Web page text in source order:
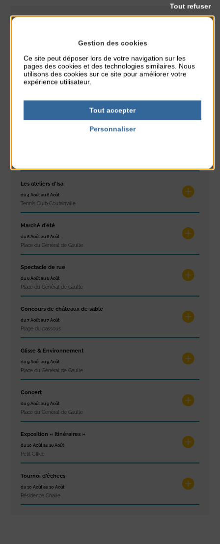
PARTAGER CETTE INFO :
À noter aussi
Réveil musculaire
Plage du passous
Les ateliers d’Isa
du 4 Août au 6 Août
Tennis Club Coutainville
Marché d’été
du 6 Août au 6 Août
Place du Général de Gaulle
Spectacle de rue
du 6 Août au 6 Août
Place du Général de Gaulle
Concours de châteaux de sable
du 7 Août au 7 Août
Plage du passous
Glisse & Environnement
du 9 Août au 9 Août
Place du Général de Gaulle
Concert
du 9 Août au 9 Août
Place du Général de Gaulle
Exposition « Itinéraires »
du 10 Août au 16 Août
Petit Office
Tournoi d’échecs
du 10 Août au 10 Août
Résidence Challe
Gestion des cookies
Ce site peut déposer lors de votre navigation sur les
pages des cookies et des technologies similaires. Nous
utilisons des cookies sur ce site pour améliorer votre
expérience utilisateur.
Tout accepter
Tout refuser
Personnaliser